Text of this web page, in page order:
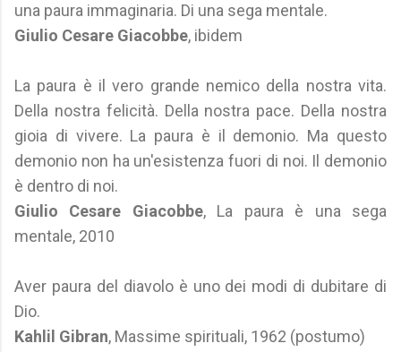
una paura immaginaria. Di una sega mentale.
Giulio Cesare Giacobbe, ibidem
La paura è il vero grande nemico della nostra vita.
Della nostra felicità. Della nostra pace. Della nostra
gioia di vivere. La paura è il demonio. Ma questo
demonio non ha un'esistenza fuori di noi. Il demonio
è dentro di noi.
Giulio Cesare Giacobbe, La paura è una sega
mentale, 2010
Aver paura del diavolo è uno dei modi di dubitare di
Dio.
Kahlil Gibran, Massime spirituali, 1962 (postumo)